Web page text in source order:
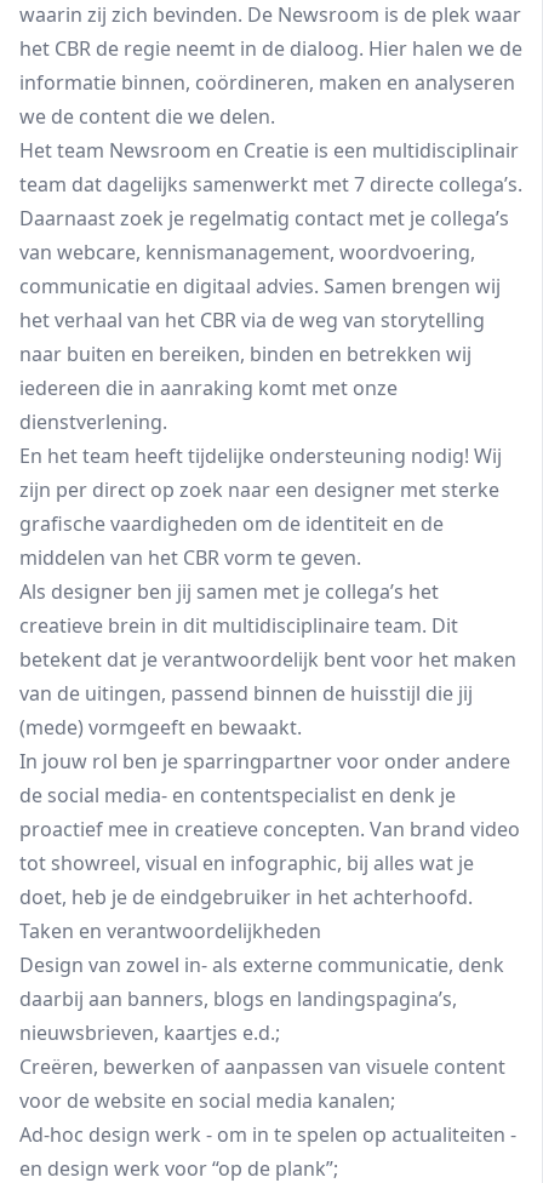
waarin zij zich bevinden. De Newsroom is de plek waar
het CBR de regie neemt in de dialoog. Hier halen we de
informatie binnen, coördineren, maken en analyseren
we de content die we delen.
Het team Newsroom en Creatie is een multidisciplinair
team dat dagelijks samenwerkt met 7 directe collega’s.
Daarnaast zoek je regelmatig contact met je collega’s
van webcare, kennismanagement, woordvoering,
communicatie en digitaal advies. Samen brengen wij
het verhaal van het CBR via de weg van storytelling
naar buiten en bereiken, binden en betrekken wij
iedereen die in aanraking komt met onze
dienstverlening.
En het team heeft tijdelijke ondersteuning nodig! Wij
zijn per direct op zoek naar een designer met sterke
grafische vaardigheden om de identiteit en de
middelen van het CBR vorm te geven.
Als designer ben jij samen met je collega’s het
creatieve brein in dit multidisciplinaire team. Dit
betekent dat je verantwoordelijk bent voor het maken
van de uitingen, passend binnen de huisstijl die jij
(mede) vormgeeft en bewaakt.
In jouw rol ben je sparringpartner voor onder andere
de social media- en contentspecialist en denk je
proactief mee in creatieve concepten. Van brand video
tot showreel, visual en infographic, bij alles wat je
doet, heb je de eindgebruiker in het achterhoofd.
Taken en verantwoordelijkheden
Design van zowel in- als externe communicatie, denk
daarbij aan banners, blogs en landingspagina’s,
nieuwsbrieven, kaartjes e.d.;
Creëren, bewerken of aanpassen van visuele content
voor de website en social media kanalen;
Ad-hoc design werk - om in te spelen op actualiteiten -
en design werk voor “op de plank”;